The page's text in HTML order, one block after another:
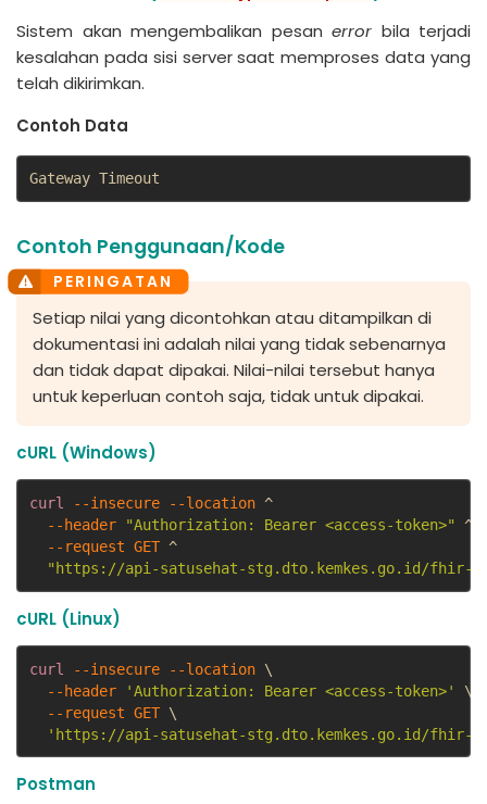
Sistem akan mengembalikan pesan error bila terjadi
kesalahan pada sisi server saat memproses data yang
telah dikirimkan.
Contoh Data
Gateway Timeout
Contoh Penggunaan/Kode
Setiap nilai yang dicontohkan atau ditampilkan di
dokumentasi ini adalah nilai yang tidak sebenarnya
dan tidak dapat dipakai. Nilai-nilai tersebut hanya
untuk keperluan contoh saja, tidak untuk dipakai.
cURL (Windows)
curl --insecure --location ^
--header
"Authorization: Bearer <access-token>"
^
--request GET ^
"https://api-satusehat-stg.dto.kemkes.go.id/fhir-r4/
cURL (Linux)
curl --insecure --location \
--header
'Authorization: Bearer <access-token>'
\
--request GET \
'https://api-satusehat-stg.dto.kemkes.go.id/fhir-r4/
Postman